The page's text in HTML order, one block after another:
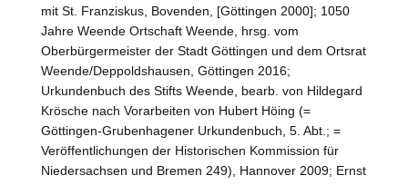
mit St. Franziskus, Bovenden, [Göttingen 2000]; 1050
Jahre Weende Ortschaft Weende, hrsg. vom
Oberbürgermeister der Stadt Göttingen und dem Ortsrat
Weende/Deppoldshausen, Göttingen 2016;
Urkundenbuch des Stifts Weende, bearb. von Hildegard
Krösche nach Vorarbeiten von Hubert Höing (=
Göttingen-Grubenhagener Urkundenbuch, 5. Abt.; =
Veröffentlichungen der Historischen Kommission für
Niedersachsen und Bremen 249), Hannover 2009; Ernst